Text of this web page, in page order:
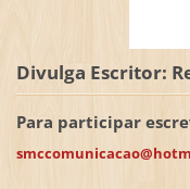
Divulga Escritor:
Para participar